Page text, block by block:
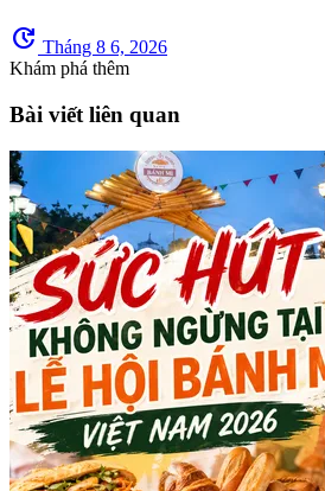
update Tháng 8 6, 2026
Khám phá thêm
Bài viết liên quan